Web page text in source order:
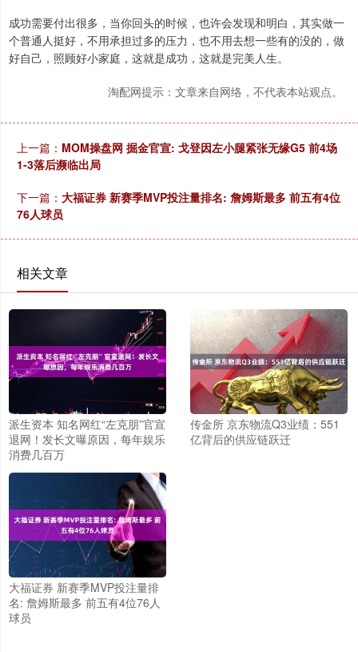
成功需要付出很多，当你回头的时候，也许会发现和明白，其实做一
个普通人挺好，不用承担过多的压力，也不用去想一些有的没的，做
好自己，照顾好小家庭，这就是成功，这就是完美人生。
淘配网提示：文章来自网络，不代表本站观点。
上一篇： MOM操盘网 掘金官宣: 戈登因左小腿紧张无缘G5 前4场
1-3落后濒临出局
下一篇： 大福证券 新赛季MVP投注量排名: 詹姆斯最多 前五有4位
76人球员
相关文章
派生资本 知名网红“左克朋”官宣
退网！发长文曝原因，每年娱乐
消费几百万
传金所 京东物流Q3业绩：551
亿背后的供应链跃迁
大福证券 新赛季MVP投注量排
名: 詹姆斯最多 前五有4位76人
球员